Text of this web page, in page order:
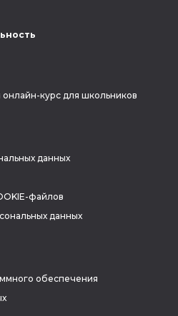
курс для школьников
данных
файлов
данных
обеспечения